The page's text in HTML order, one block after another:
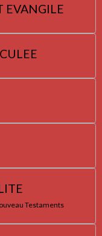
EVANGILE
Testaments